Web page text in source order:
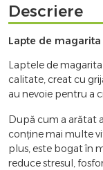
Descriere
Lapte de magarita
Laptele de
calitate, creat cu
au nevoie pentru a
După cum a arătat
conține mai multe
plus, este bogat în
reduce stresul,